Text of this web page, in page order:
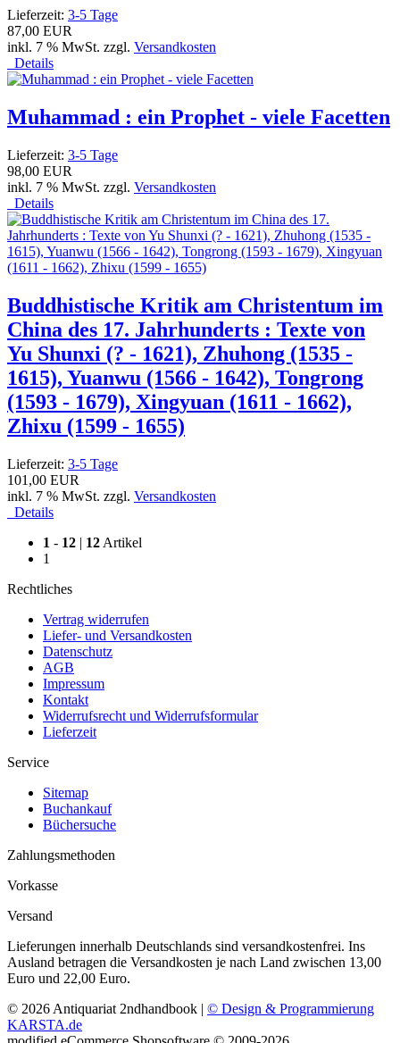
Lieferzeit: 3-5 Tage
87,00 EUR
inkl. 7 % MwSt. zzgl. Versandkosten
Details
Muhammad : ein Prophet - viele Facetten
Lieferzeit: 3-5 Tage
98,00 EUR
inkl. 7 % MwSt. zzgl. Versandkosten
Details
Buddhistische Kritik am Christentum im
China des 17. Jahrhunderts : Texte von
Yu Shunxi (? - 1621), Zhuhong (1535 -
1615), Yuanwu (1566 - 1642), Tongrong
(1593 - 1679), Xingyuan (1611 - 1662),
Zhixu (1599 - 1655)
Lieferzeit: 3-5 Tage
101,00 EUR
inkl. 7 % MwSt. zzgl. Versandkosten
Details
1 - 12 | 12 Artikel
1
Rechtliches
Vertrag widerrufen
Liefer- und Versandkosten
Datenschutz
AGB
Impressum
Kontakt
Widerrufsrecht und Widerrufsformular
Lieferzeit
Service
Sitemap
Buchankauf
Büchersuche
Zahlungsmethoden
Vorkasse
Versand
Lieferungen innerhalb Deutschlands sind versandkostenfrei. Ins
Ausland betragen die Versandkosten je nach Land zwischen 13,00
Euro und 22,00 Euro.
© 2026 Antiquariat 2ndhandbook | © Design & Programmierung
KARSTA.de